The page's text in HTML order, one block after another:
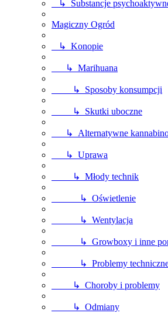
↳ Substancje
Magiczny Ogród
↳ Konopie
↳ Marihuana
↳ Sposoby konsumpcji
↳ Skutki uboczne
↳ Alternatywne
↳ Uprawa
↳ Młody technik
↳ Oświetlenie
↳ Wentylacja
↳ Growboxy i inne
↳ Problemy
↳ Choroby i problemy
↳ Odmiany